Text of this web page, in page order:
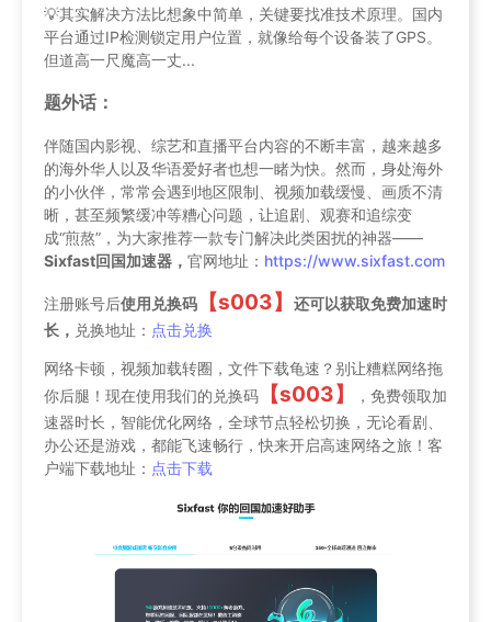
💡其实解决方法比想象中简单，关键要找准技术原理。国内
平台通过IP检测锁定用户位置，就像给每个设备装了GPS。
但道高一尺魔高一丈...
题外话：
伴随国内影视、综艺和直播平台内容的不断丰富，越来越多
的海外华人以及华语爱好者也想一睹为快。然而，身处海外
的小伙伴，常常会遇到地区限制、视频加载缓慢、画质不清
晰，甚至频繁缓冲等糟心问题，让追剧、观赛和追综变
成“煎熬”，为大家推荐一款专门解决此类困扰的神器——
Sixfast回国加速器， 官网地址： https://www.sixfast.com
注册账号后使用兑换码 【s003】
还可以获取免费加速时
长， 兑换地址： 点击兑换
网络卡顿，视频加载转圈，文件下载龟速？别让糟糕网络拖
你后腿！现在使用我们的兑换码
【s003】
，免费领取加
速器时长，智能优化网络，全球节点轻松切换，无论看剧、
办公还是游戏，都能飞速畅行，快来开启高速网络之旅！客
户端下载地址： 点击下载